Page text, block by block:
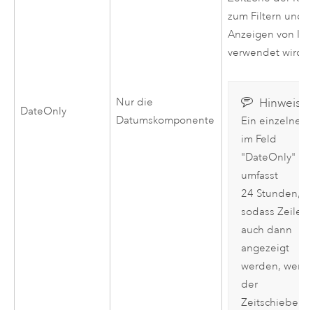
DateOnly
Nur die
Datumskomponente
zum Filtern und
Anzeigen von
verwendet wird.
Hinweis:
Ein einzelner
im Feld
"DateOnly"
umfasst
24 Stunden,
sodass Zeilen
auch dann
angezeigt
werden, wenn
der